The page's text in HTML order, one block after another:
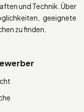
und Technik. Über
geeignete
zu finden.